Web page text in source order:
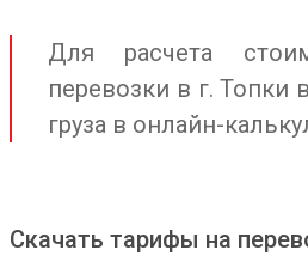
Для расчета
перевозки в г. Топки
груза в онлайн-
Скачать тарифы на